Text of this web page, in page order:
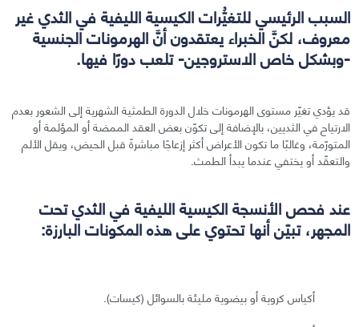
السبب الرئيسي للتغيُّرات الكيسية الليفية في الثدي غير
معروف، لكنَّ الخبراء يعتقدون أنَّ الهرمونات الجنسية
-وبشكل خاص الاستروجين- تلعب دورًا فيها.
قد يؤدي تغيّر مستوى الهرمونات خلال الدورة الطمثية الشهرية إلى الشعور بعدم
الارتياح في الثديين، بالإضافة إلى تكوّن بعض العقد الممضة أو المؤلمة أو
المتورّمة، وغالبًا ما تكون الأعراض أكثر إزعاجًا مباشرةً قبل الحيض، ويقل الألم
والتعقّد أو يختفي عندما يبدأ الطمث.
عند فحص الأنسجة الكيسية الليفية في الثدي تحت
المجهر، تبيّن أنها تحتوي على هذه المكونات البارزة:
أكياس كروية أو بيضوية مليئة بالسوائل (كيسات).